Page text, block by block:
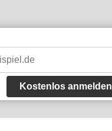
Kostenlos anmelden